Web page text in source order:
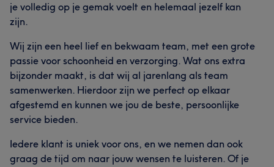
je volledig op je gemak voelt en helemaal jezelf kan
zijn.
Wij zijn een heel lief en bekwaam team, met een grote
passie voor schoonheid en verzorging. Wat ons extra
bijzonder maakt, is dat wij al jarenlang als team
samenwerken. Hierdoor zijn we perfect op elkaar
afgestemd en kunnen we jou de beste, persoonlijke
service bieden.
Iedere klant is uniek voor ons, en we nemen dan ook
graag de tijd om naar jouw wensen te luisteren. Of je